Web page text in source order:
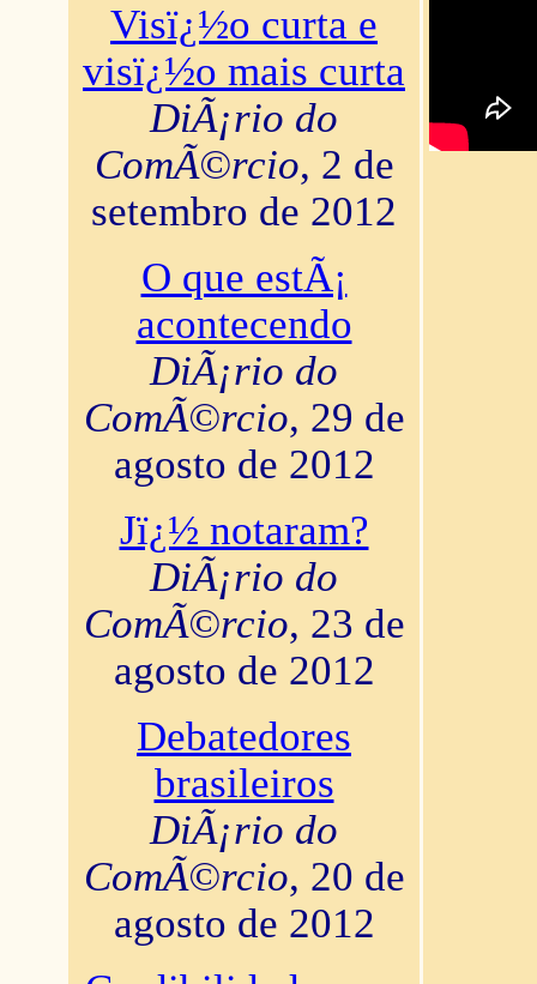
Visï¿½o curta e
visï¿½o mais curta
DiÃ¡rio do
ComÃ©rcio, 2 de
setembro de 2012
O que estÃ¡
acontecendo
DiÃ¡rio do
ComÃ©rcio, 29 de
agosto de 2012
Jï¿½ notaram?
DiÃ¡rio do
ComÃ©rcio, 23 de
agosto de 2012
Debatedores
brasileiros
DiÃ¡rio do
ComÃ©rcio, 20 de
agosto de 2012